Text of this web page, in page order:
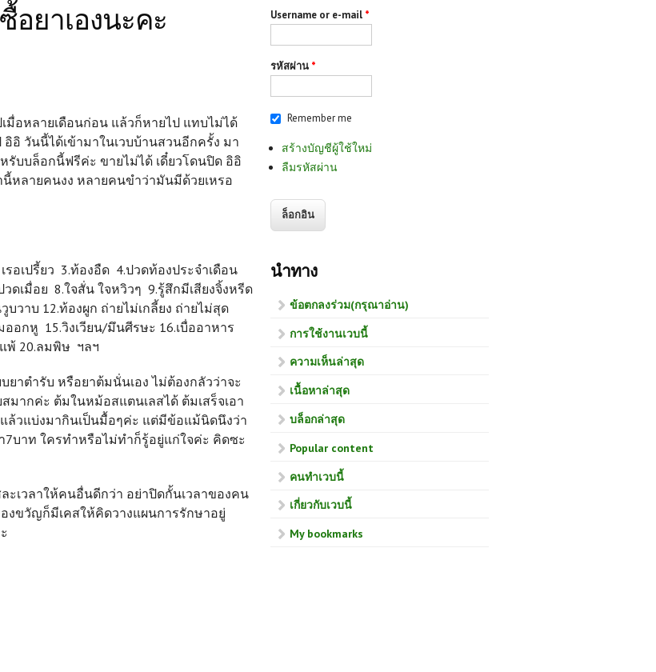
ยาเองนะคะ
อหลายเดือนก่อน แล้วก็หายไป แทบไม่ได้
อิอิ วันนี้ได้เข้ามาในเวบบ้านสวนอีกครั้ง มา
บบล็อกนี้ฟรีค่ะ ขายไม่ได้ เดี๋ยวโดนปิด อิอิ
หลายคนงง หลายคนขำว่ามันมีด้วยเหรอ
อเปรี้ยว 3.ท้องอืด 4.ปวดท้องประจำเดือน
ดเมื่อย 8.ใจสั่น ใจหวิวๆ 9.รู้สึกมีเสียงจิ้งหรีด
วาบ 12.ท้องผูก ถ่ายไม่เกลี้ยง ถ่ายไม่สุด
อกหู 15.วิงเวียน/มึนศีรษะ 16.เบื่ออาหาร
พ้ 20.ลมพิษ ฯลฯ
าตำรับ หรือยาต้มนั่นเอง ไม่ต้องกลัวว่าจะ
ากค่ะ ต้มในหม้อสแตนเลสได้ ต้มเสร็จเอา
ล้วแบ่งมากินเป็นมื้อๆค่ะ แต่มีข้อแม้นิดนึงว่า
บาท ใครทำหรือไม่ทำก็รู้อยู่แก่ใจค่ะ คิดซะ
เวลาให้คนอื่นดีกว่า อย่าปิดกั้นเวลาของคน
ขวัญก็มีเคสให้คิดวางแผนการรักษาอยู่
Username or e-mail *
รหัสผ่าน *
Remember me
สร้างบัญชีผู้ใช้ใหม่
ลืมรหัสผ่าน
นำทาง
ข้อตกลงร่วม(กรุณาอ่าน)
การใช้งานเวบนี้
ความเห็นล่าสุด
เนื้อหาล่าสุด
บล็อกล่าสุด
Popular content
คนทำเวบนี้
เกี่ยวกับเวบนี้
My bookmarks